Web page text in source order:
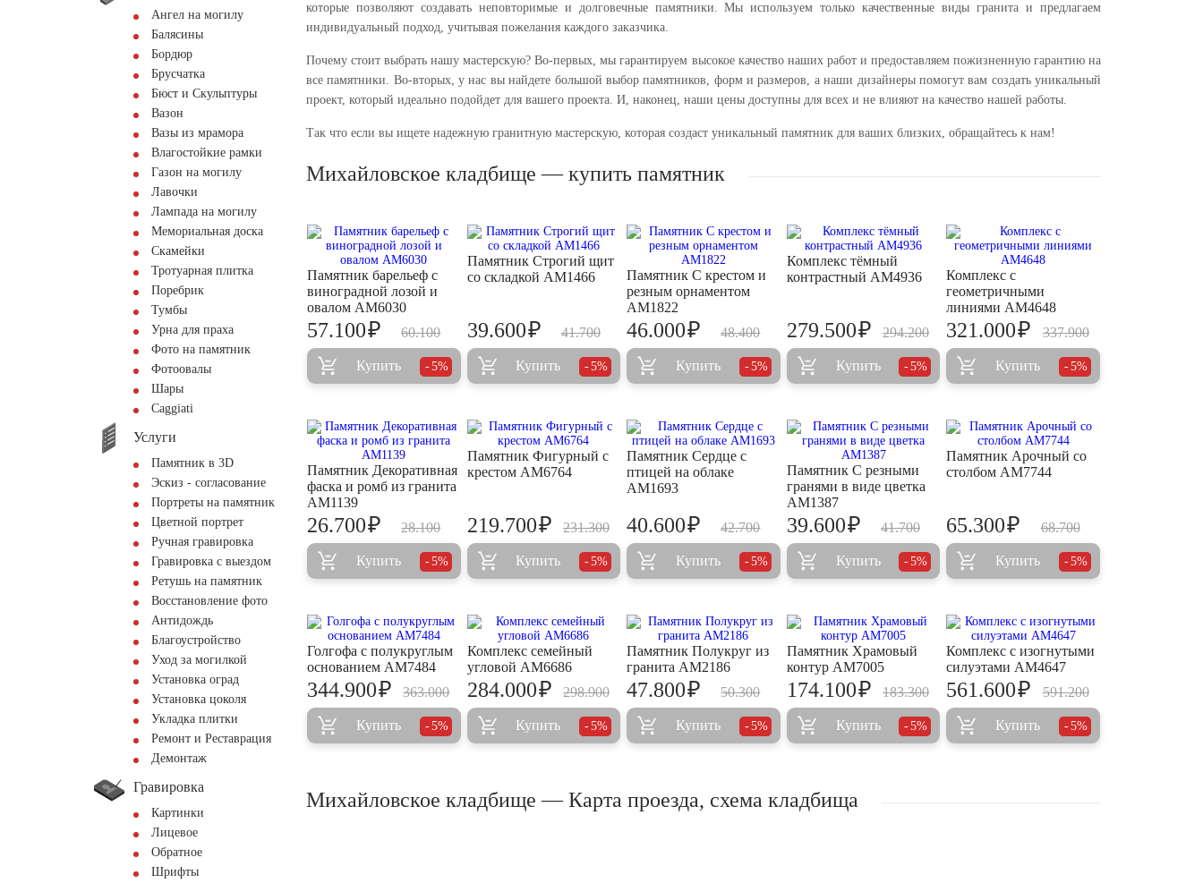
Ангел на могилу
Балясины
Бордюр
Брусчатка
Бюст и Скульптуры
Вазон
Вазы из мрамора
Влагостойкие рамки
Газон на могилу
Лавочки
Лампада на могилу
Мемориальная доска
Скамейки
Тротуарная плитка
Поребрик
Тумбы
Урна для праха
Фото на памятник
Фотоовалы
Шары
Сaggiati
Услуги
Памятник в 3D
Эскиз - согласование
Портреты на памятник
Цветной портрет
Ручная гравировка
Гравировка с выездом
Ретушь на памятник
Восстановление фото
Антидождь
Благоустройство
Уход за могилкой
Установка оград
Установка цоколя
Укладка плитки
Ремонт и Реставрация
Демонтаж
Гравировка
Картинки
Лицевое
Обратное
Шрифты
которые позволяют создавать неповторимые и долговечные памятники. Мы используем только качественные виды гранита и предлагаем
индивидуальный подход, учитывая пожелания каждого заказчика.
Почему стоит выбрать нашу мастерскую? Во-первых, мы гарантируем высокое качество наших работ и предоставляем пожизненную гарантию на
все памятники. Во-вторых, у нас вы найдете большой выбор памятников, форм и размеров, а наши дизайнеры помогут вам создать уникальный
проект, который идеально подойдет для вашего проекта. И, наконец, наши цены доступны для всех и не влияют на качество нашей работы.
Так что если вы ищете надежную гранитную мастерскую, которая создаст уникальный памятник для ваших близких, обращайтесь к нам!
Михайловское кладбище — купить памятник
Памятник барельеф с
виноградной лозой и
овалом AM6030
60.100
57.100₽
Купить 5%
Памятник Строгий щит
со складкой AM1466
41.700
39.600₽
Купить 5%
Памятник С крестом и
резным орнаментом
AM1822
48.400
46.000₽
Купить 5%
Комплекс тёмный
контрастный AM4936
294.200
279.500₽
Купить 5%
Комплекс с
геометричными
линиями AM4648
337.900
321.000₽
Купить 5%
Памятник Декоративная
фаска и ромб из гранита
AM1139
28.100
26.700₽
Купить 5%
Памятник Фигурный с
крестом AM6764
231.300
219.700₽
Купить 5%
Памятник Сердце с
птицей на облаке
AM1693
42.700
40.600₽
Купить 5%
Памятник С резными
гранями в виде цветка
AM1387
41.700
39.600₽
Купить 5%
Памятник Арочный со
столбом AM7744
68.700
65.300₽
Купить 5%
Голгофа с полукруглым
основанием AM7484
363.000
344.900₽
Купить 5%
Комплекс семейный
угловой AM6686
298.900
284.000₽
Купить 5%
Памятник Полукруг из
гранита AM2186
50.300
47.800₽
Купить 5%
Памятник Храмовый
контур AM7005
183.300
174.100₽
Купить 5%
Комплекс с изогнутыми
силуэтами AM4647
591.200
561.600₽
Купить 5%
Михайловское кладбище — Карта проезда, схема кладбища